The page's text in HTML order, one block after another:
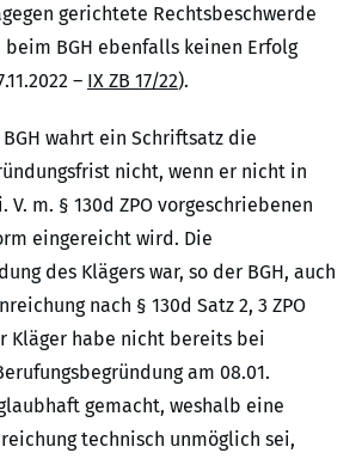
gerichtete Rechtsbeschwerde
beim BGH ebenfalls keinen Erfolg
– IX ZB 17/22).
wahrt ein Schriftsatz die
nicht, wenn er nicht in
V. m. § 130d ZPO vorgeschriebenen
eingereicht wird. Die
des Klägers war, so der BGH, auch
nach § 130d Satz 2, 3 ZPO
Kläger habe nicht bereits bei
am 08.01.
gemacht, weshalb eine
technisch unmöglich sei,